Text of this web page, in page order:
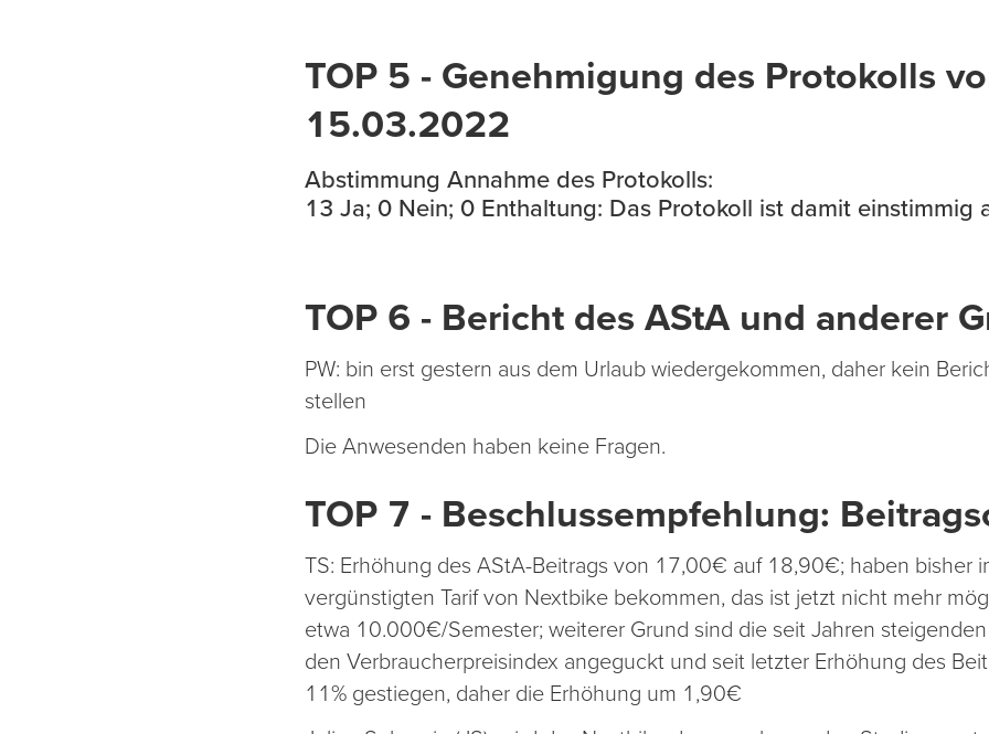
TOP 5 - Genehmigung des Protokolls
15.03.2022
Abstimmung Annahme des Protokolls:
13 Ja; 0 Nein; 0 Enthaltung: Das Protokoll ist damit einstimmig
TOP 6 - Bericht des AStA und anderer
PW: bin erst gestern aus dem Urlaub wiedergekommen, daher kein
stellen
Die Anwesenden haben keine Fragen.
TOP 7 - Beschlussempfehlung:
TS: Erhöhung des AStA-Beitrags von 17,00€ auf 18,90€; haben bisher
vergünstigten Tarif von Nextbike bekommen, das ist jetzt nicht mehr
etwa 10.000€/Semester; weiterer Grund sind die seit Jahren
den Verbraucherpreisindex angeguckt und seit letzter Erhöhung des
11% gestiegen, daher die Erhöhung um 1,90€